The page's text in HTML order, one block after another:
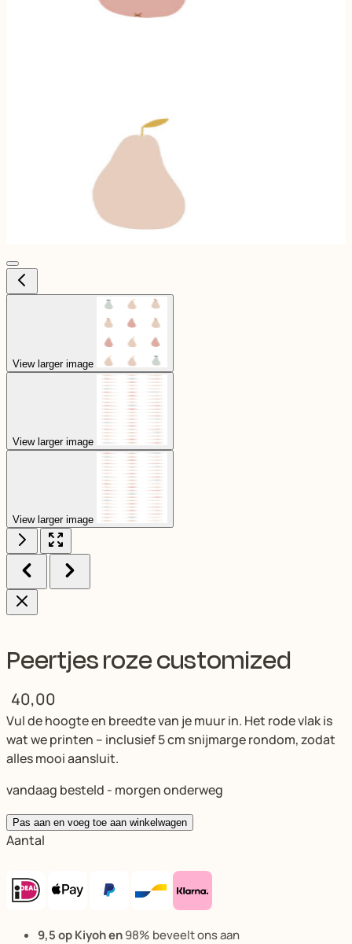
View larger image
View larger image
View larger image
Peertjes roze customized
40,00
Vul de hoogte en breedte van je muur in. Het rode vlak is
wat we printen – inclusief 5 cm snijmarge rondom, zodat
alles mooi aansluit.
vandaag besteld - morgen onderweg
Pas aan en voeg toe aan winkelwagen
Aantal
9,5 op Kiyoh en98% beveelt ons aan